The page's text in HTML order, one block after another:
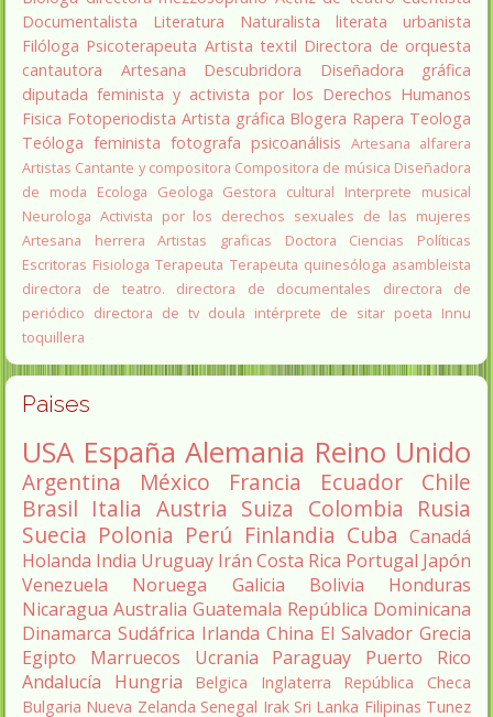
Documentalista
Literatura Naturalista literata
urbanista
Filóloga Psicoterapeuta Artista textil Directora de orquesta
cantautora
Artesana Descubridora
Diseñadora gráfica
diputada feminista y activista por los Derechos Humanos
Fisica Fotoperiodista Artista gráfica Blogera Rapera Teologa
Teóloga feminista fotografa psicoanálisis Artesana alfarera
Artistas Cantante y compositora Compositora de música Diseñadora
de moda
Ecologa Geologa Gestora cultural
Interprete musical
Neurologa Activista por los derechos sexuales de las mujeres
Artesana herrera
Artistas graficas
Doctora Ciencias Políticas
Escritoras Fisiologa Terapeuta Terapeuta quinesóloga asambleista
directora de teatro.
directora de documentales
directora de
periódico directora de tv doula intérprete de sitar poeta Innu
toquillera
Paises
USA España Alemania Reino Unido
Argentina México Francia Ecuador
Chile
Brasil Italia Austria Suiza Colombia Rusia
Suecia Polonia Perú Finlandia Cuba Canadá
Holanda India Uruguay Irán Costa Rica Portugal Japón
Venezuela
Noruega Galicia Bolivia
Honduras
Nicaragua Australia Guatemala República Dominicana
Dinamarca Sudáfrica Irlanda China El Salvador Grecia
Egipto
Marruecos Ucrania Paraguay
Puerto Rico
Andalucía
Hungria Belgica Inglaterra
República Checa
Bulgaria Nueva Zelanda Senegal Irak Sri Lanka Filipinas Tunez